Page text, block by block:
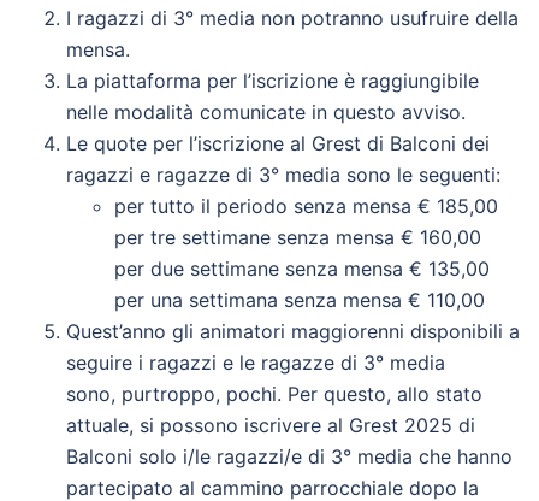
I ragazzi di 3° media non potranno usufruire della
mensa.
La piattaforma per l’iscrizione è raggiungibile
nelle modalità comunicate in questo avviso.
Le quote per l’iscrizione al Grest di Balconi dei
ragazzi e ragazze di 3° media sono le seguenti:
per tutto il periodo senza mensa € 185,00
per tre settimane senza mensa € 160,00
per due settimane senza mensa € 135,00
per una settimana senza mensa € 110,00
Quest’anno gli animatori maggiorenni disponibili a
seguire i ragazzi e le ragazze di 3° media
sono, purtroppo, pochi. Per questo, allo stato
attuale, si possono iscrivere al Grest 2025 di
Balconi solo i/le ragazzi/e di 3° media che hanno
partecipato al cammino parrocchiale dopo la